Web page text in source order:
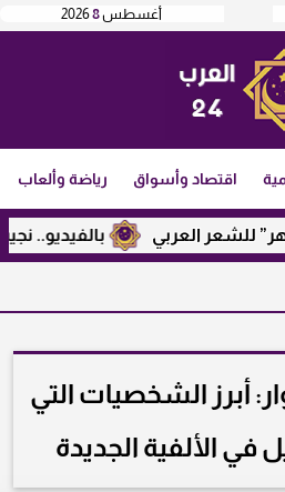
أغسطس8
2026
اقتصاد وأسواق رياضة وألعاب
بالفيديو.. نجيب العربي
أبرز الشخصيات التي
في الألفية الجديدة